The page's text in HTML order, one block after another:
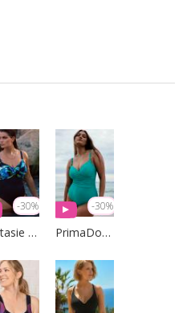
-30%
Fantasie Swim
-30%
PrimaDonna Swim